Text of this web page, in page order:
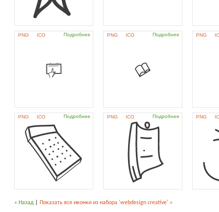
PNG ICO Подробнее PNG ICO Подробнее PNG
PNG ICO Подробнее PNG ICO Подробнее PNG
« Назад Показать все иконки из набора 'webdesign creative' »